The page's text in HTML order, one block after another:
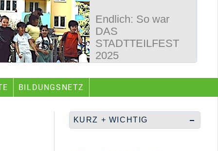
BILDUNGSNETZ
KURZ + WICHTIG
Endlich: So war
DAS
STADTTEILFEST
2025
Wegbereiter &